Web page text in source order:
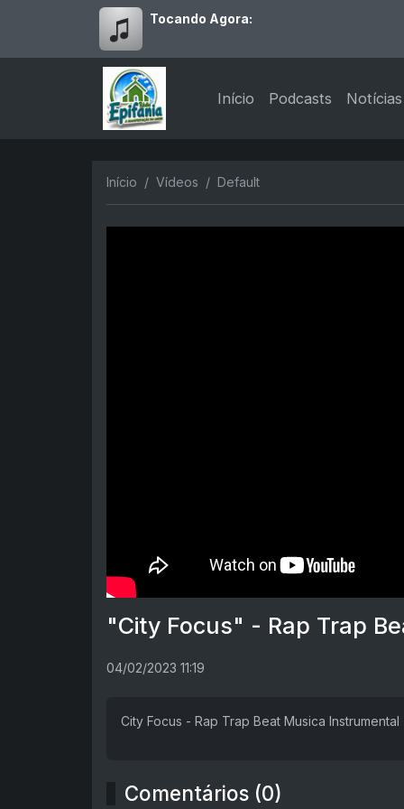
Tocando Agora:
Início Podcasts Notícias
Início Vídeos Default
"City Focus" - Rap Trap
04/02/2023 11:19
City Focus - Rap Trap Beat Musica Instrumental
Comentários (0)